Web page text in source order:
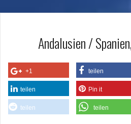
Andalusien /
+1 teilen
teilen Pin it
teilen teilen